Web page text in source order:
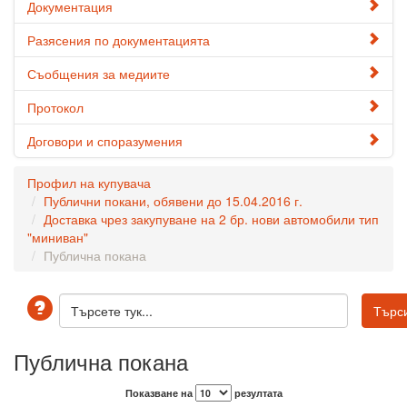
Документация
Разясения по документацията
Съобщения за медиите
Протокол
Договори и споразумения
Профил на купувача
Публични покани, обявени до 15.04.2016 г.
Доставка чрез закупуване на 2 бр. нови автомобили тип
"миниван"
Публична покана
Публична покана
Показване на резултата